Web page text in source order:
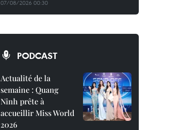
07/08/2026 00:30
PODCAST
Actualité de la
semaine : Quang
Ninh prête à
accueillir Miss World
2026